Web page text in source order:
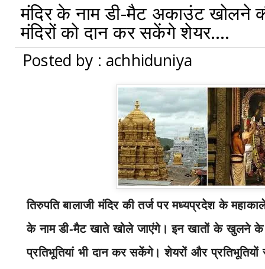
मंदिर के नाम डी-मैट अकाउंट खोलने
मंदिरों को दान कर सकेंगे शेयर….
Posted by : achhiduniya
तिरुपति बालाजी मंदिर की तर्ज पर मध्यप्रदेश के
के नाम डी-मैट खाते खोले जाएंगे। इन खातों के खुलने
प्रतिभूतियां भी दान कर सकेंगे। शेयरों और प्रतिभूतियों